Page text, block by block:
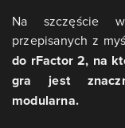
Na szczęście
przepisanych z
do rFactor 2, na
gra jest
modularna.